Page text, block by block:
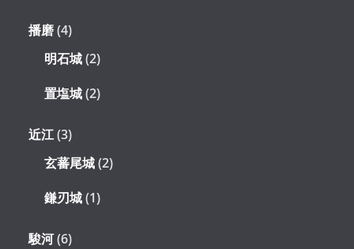
播磨(4)
明石城(2)
置塩城(2)
近江(3)
玄蕃尾城(2)
鎌刃城(1)
駿河(6)